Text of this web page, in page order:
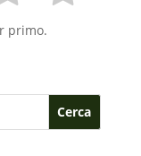
primo.
Cerca